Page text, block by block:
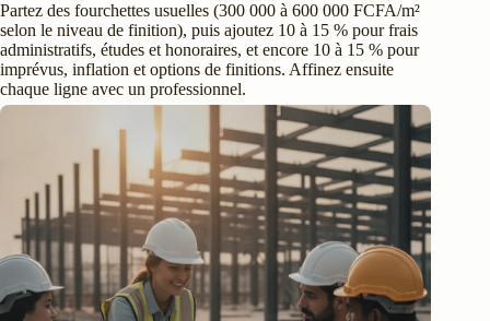
Partez des fourchettes usuelles (300 000 à 600 000 FCFA/m²
selon le niveau de finition), puis ajoutez 10 à 15 % pour frais
administratifs, études et honoraires, et encore 10 à 15 % pour
imprévus, inflation et options de finitions. Affinez ensuite
chaque ligne avec un professionnel.